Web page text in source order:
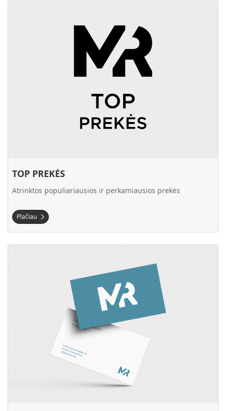
TOP PREKĖS
Atrinktos populiariausios ir perkamiausios prekės
Plačiau